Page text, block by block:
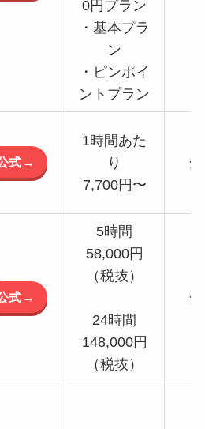
0円プラン
・基本プラ
ン
・ピンポイ
ントプラン
式→
1時間あた
り
7,700円〜
式→
5時間
58,000円
（税抜）
24時間
148,000円
（税抜）